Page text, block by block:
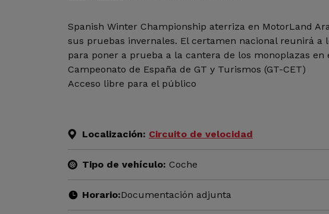
Spanish Winter Championship aterriza en MotorLand
sus pruebas invernales. El certamen nacional reunirá
para poner a prueba a la cantera de los monoplazas
Campeonato de España de GT y Turismos (GT-CET)
Acceso libre para el público
Localización: Circuito de velocidad
Tipo de vehículo: Coche
Horario:Documentación adjunta